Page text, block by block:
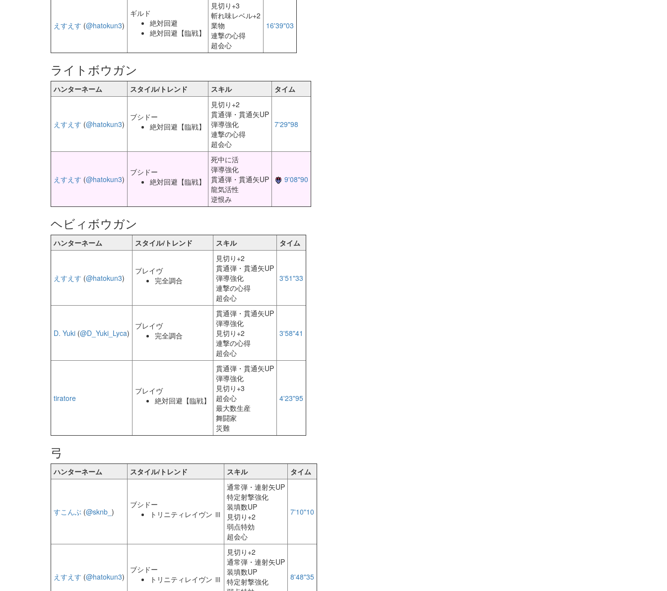
えすえす (@hatokun3)
ギルド
絶対回避
絶対回避【臨戦】
見切り+3
斬れ味レベル+2
業物
連撃の心得
超会心
16'39"03
ライトボウガン
ハンターネーム スタイル/トレンド スキル タイム
えすえす (@hatokun3)
ブシドー
絶対回避【臨戦】
見切り+2
貫通弾・貫通矢UP
弾導強化
連撃の心得
超会心
7'29"98
えすえす (@hatokun3)
ブシドー
絶対回避【臨戦】
死中に活
弾導強化
貫通弾・貫通矢UP
龍気活性
逆恨み
9'08"90
ヘビィボウガン
ハンターネーム スタイル/トレンド スキル タイム
えすえす (@hatokun3)
ブレイヴ
完全調合
見切り+2
貫通弾・貫通矢UP
弾導強化
連撃の心得
超会心
3'51"33
D. Yuki (@D_Yuki_Lyca)
ブレイヴ
完全調合
貫通弾・貫通矢UP
弾導強化
見切り+2
連撃の心得
超会心
3'58"41
tiratore
ブレイヴ
絶対回避【臨戦】
貫通弾・貫通矢UP
弾導強化
見切り+3
超会心
最大数生産
舞闘家
災難
4'23"95
弓
ハンターネーム スタイル/トレンド スキル タイム
すこんぶ (@sknb_ )
ブシドー
トリニティレイヴン Ⅲ
通常弾・連射矢UP
特定射撃強化
装填数UP
見切り+2
弱点特効
超会心
7'10"10
えすえす (@hatokun3)
ブシドー
トリニティレイヴン Ⅲ
見切り+2
通常弾・連射矢UP
装填数UP
特定射撃強化
8'48"35